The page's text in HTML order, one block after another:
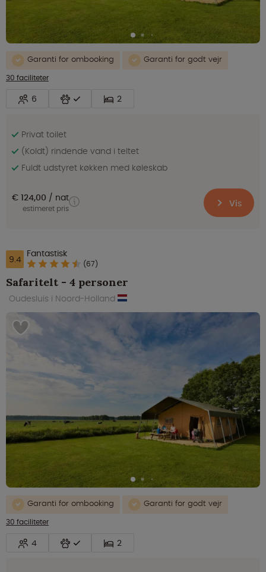
Garanti for ombooking
Garanti for godt vejr
30 faciliteter
6 2
Privat toilet
(Koldt) rindende vand i teltet
Fuldt udstyret køkken med køleskab
€ 124,00 nat
estimeret pris Vis
9.4 Fantastisk
(67)
Safaritelt - 4 personer
Oudesluis i Noord-Holland
Garanti for ombooking
Garanti for godt vejr
30 faciliteter
4 2